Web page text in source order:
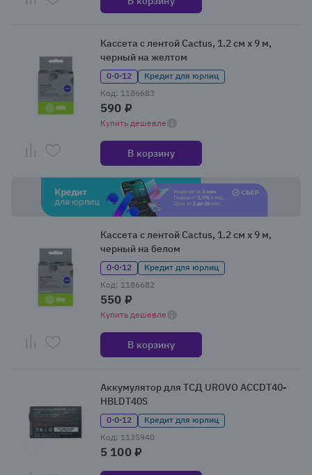
Кассета с лентой Cactus, 1.2 см x 9 м,
черный на желтом
0·0·12
Кредит для юрлиц
Код: 1186683
590 ₽
Купить дешевле
В корзину
Кассета с лентой Cactus, 1.2 см x 9 м,
черный на белом
0·0·12
Кредит для юрлиц
Код: 1186682
550 ₽
Купить дешевле
В корзину
Аккумулятор для ТСД UROVO ACCDT40-
HBLDT40S
0·0·12
Кредит для юрлиц
Код: 1135940
5 100 ₽